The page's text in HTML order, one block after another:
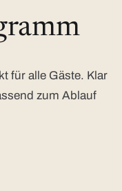
für alle Gäste. Klar
zum Ablauf